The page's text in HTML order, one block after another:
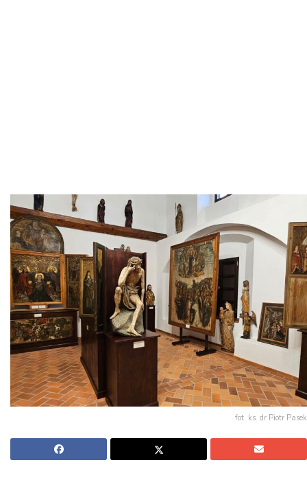
fot. ks. dr Piotr Pasek